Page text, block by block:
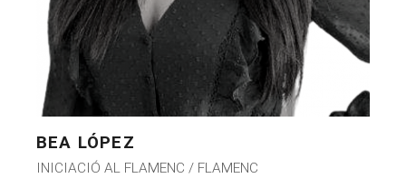
BEA LÓPEZ
INICIACIÓ AL FLAMENC / FLAMENC